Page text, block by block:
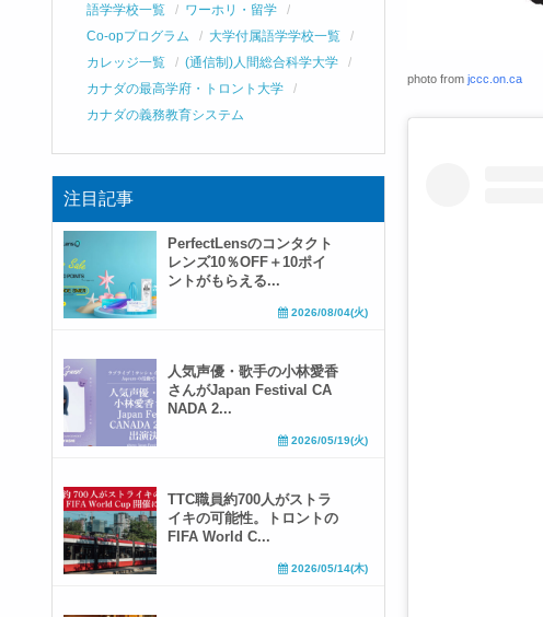
photo from jccc.on.ca
語学学校一覧
ワーホリ・留学
Co-opプログラム
大学付属語学学校一覧
カレッジ一覧
(通信制)人間総合科学大学
カナダの最高学府・トロント大学
カナダの義務教育システム
注目記事
PerfectLensのコンタクト
レンズ10％OFF＋10ポイ
ントがもらえる...
2026/08/04(火)
人気声優・歌手の小林愛香
さんがJapan Festival CA
NADA 2...
2026/05/19(火)
TTC職員約700人がストラ
イキの可能性。トロントの
FIFA World C...
2026/05/14(木)